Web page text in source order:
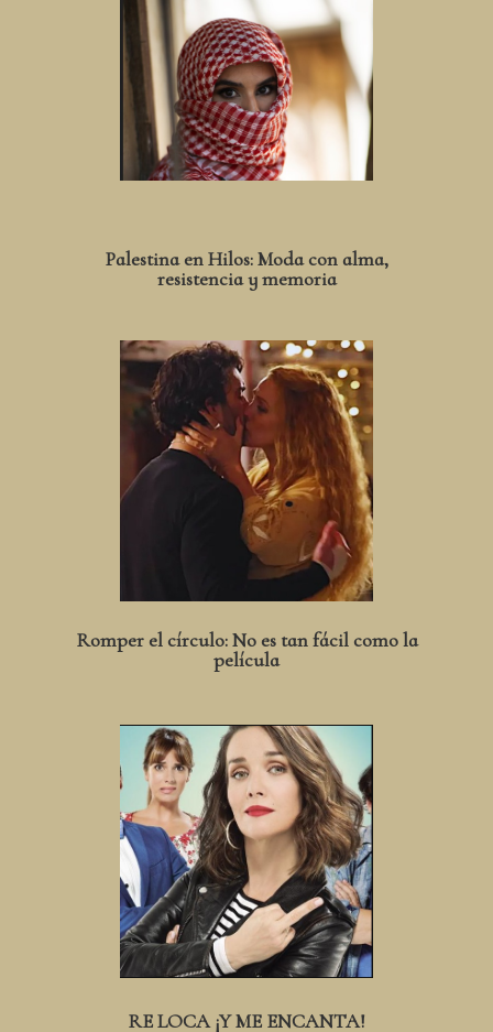
Palestina en Hilos: Moda con alma,
resistencia y memoria
Romper el círculo: No es tan fácil como la
película
RE LOCA ¡Y ME ENCANTA!